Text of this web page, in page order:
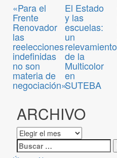
«Para el
Frente
Renovador
las
reelecciones
indefinidas
no son
materia de
negociación»
El Estado
y las
escuelas:
un
relevamiento
de la
Multicolor
en
SUTEBA
ARCHIVO